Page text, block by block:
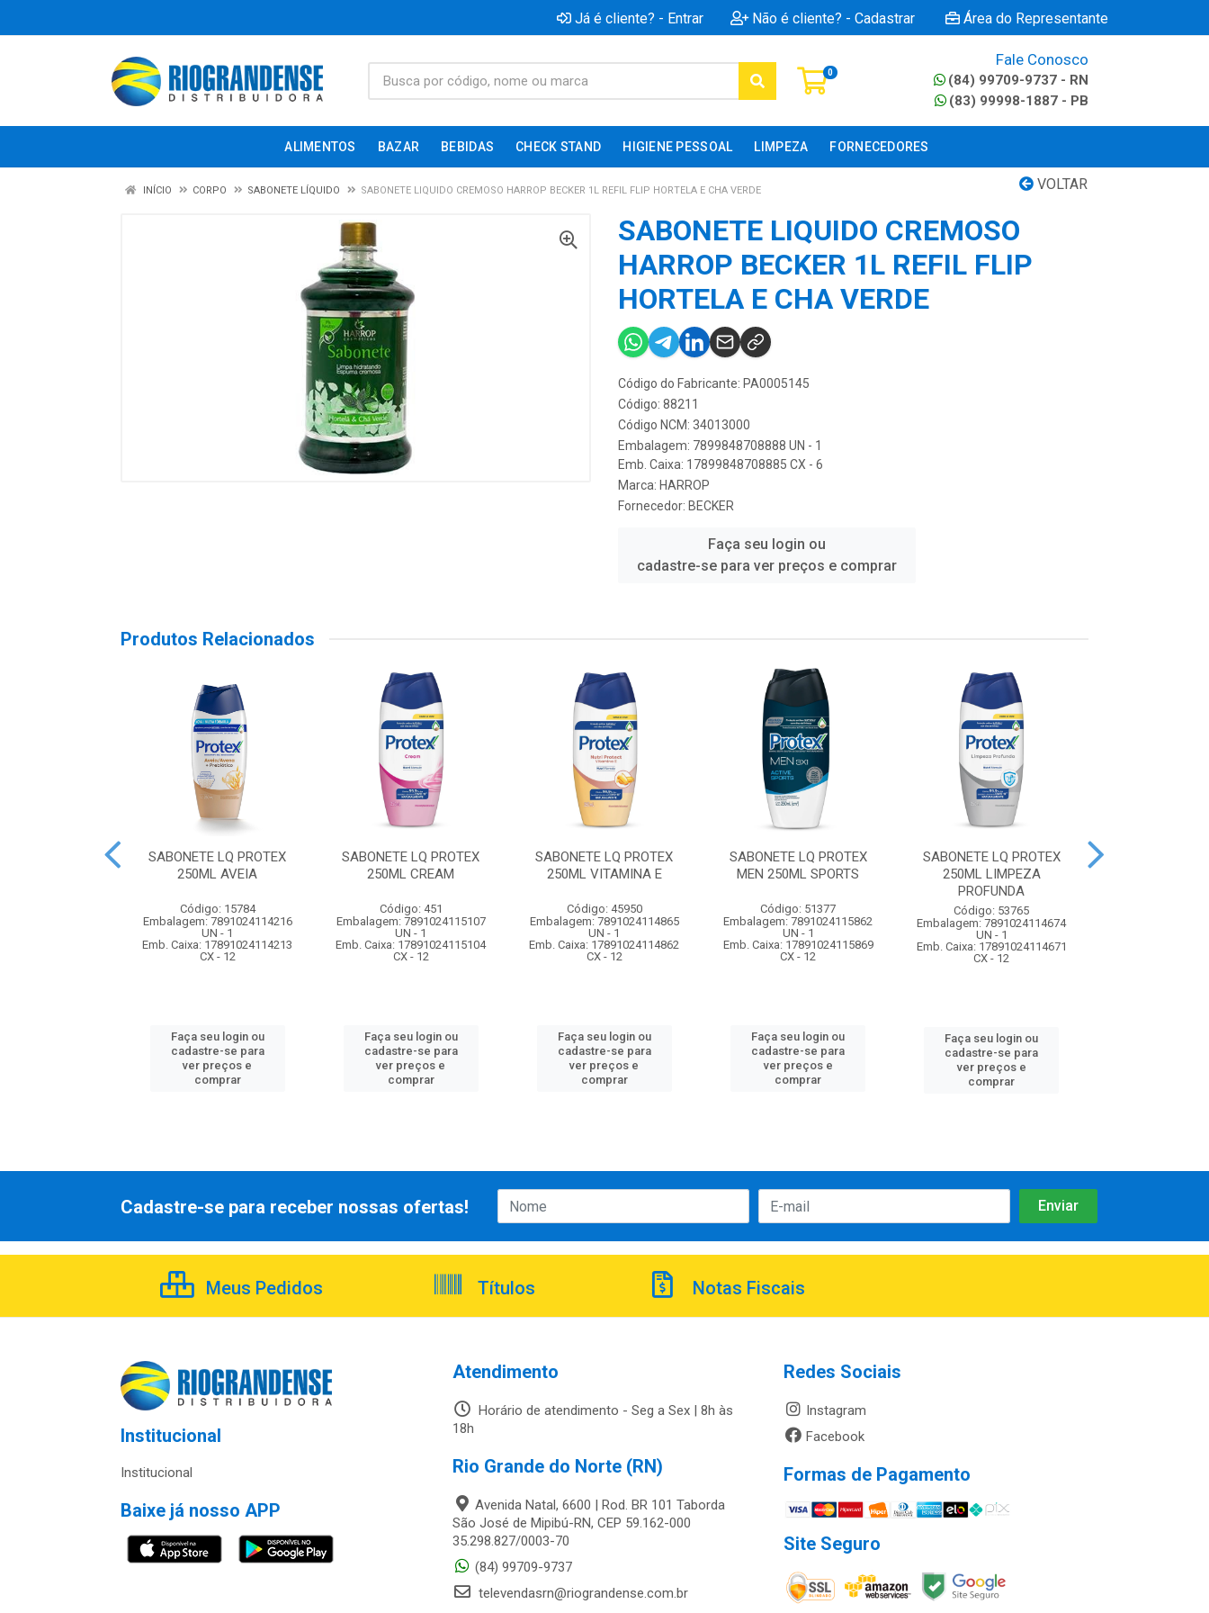
Já é cliente? - Entrar Não é cliente? - Cadastrar Área do Representante
0
Fale Conosco
(84) 99709-9737 - RN
(83) 99998-1887 - PB
ALIMENTOS BAZAR BEBIDAS CHECK STAND HIGIENE PESSOAL LIMPEZA FORNECEDORES
VOLTAR
INÍCIO CORPO SABONETE LÍQUIDO SABONETE LIQUIDO CREMOSO HARROP BECKER 1L REFIL FLIP HORTELA E CHA VERDE
SABONETE LIQUIDO CREMOSO
HARROP BECKER 1L REFIL FLIP
HORTELA E CHA VERDE
Código do Fabricante: PA0005145
Código: 88211
Código NCM: 34013000
Embalagem: 7899848708888 UN - 1
Emb. Caixa: 17899848708885 CX - 6
Marca: HARROP
Fornecedor: BECKER
Faça seu login ou
cadastre-se para ver preços e comprar
Produtos Relacionados
SABONETE LQ PROTEX
250ML AVEIA
Código: 15784
Embalagem: 7891024114216
UN - 1
Emb. Caixa: 17891024114213
CX - 12
Faça seu login ou
cadastre-se para
ver preços e
comprar
SABONETE LQ PROTEX
250ML CREAM
Código: 451
Embalagem: 7891024115107
UN - 1
Emb. Caixa: 17891024115104
CX - 12
Faça seu login ou
cadastre-se para
ver preços e
comprar
SABONETE LQ PROTEX
250ML VITAMINA E
Código: 45950
Embalagem: 7891024114865
UN - 1
Emb. Caixa: 17891024114862
CX - 12
Faça seu login ou
cadastre-se para
ver preços e
comprar
SABONETE LQ PROTEX
MEN 250ML SPORTS
Código: 51377
Embalagem: 7891024115862
UN - 1
Emb. Caixa: 17891024115869
CX - 12
Faça seu login ou
cadastre-se para
ver preços e
comprar
SABONETE LQ PROTEX
250ML LIMPEZA
PROFUNDA
Código: 53765
Embalagem: 7891024114674
UN - 1
Emb. Caixa: 17891024114671
CX - 12
Faça seu login ou
cadastre-se para
ver preços e
comprar
Cadastre-se para receber nossas ofertas!
Meus Pedidos Títulos Notas Fiscais
Institucional
Institucional
Baixe já nosso APP
Atendimento
Horário de atendimento - Seg a Sex | 8h às
18h
Rio Grande do Norte (RN)
Avenida Natal, 6600 | Rod. BR 101 Taborda
São José de Mipibú-RN, CEP 59.162-000
35.298.827/0003-70
(84) 99709-9737
televendasrn@riograndense.com.br
Redes Sociais
Instagram
Facebook
Formas de Pagamento
Site Seguro